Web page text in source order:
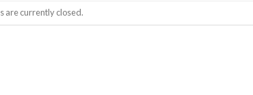
are currently closed.